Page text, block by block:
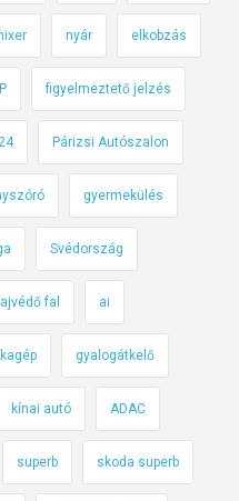
nyár elkobzás
figyelmeztető jelzés
Párizsi Autószalon
gyermekülés
Svédország
fal ai
gyalogátkelő
kínai autó ADAC
superb skoda superb